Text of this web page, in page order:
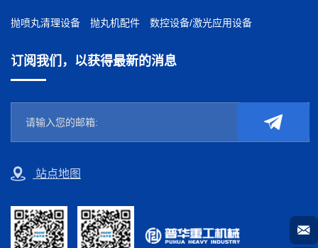
抛喷丸清理设备 抛丸机配件 数控设备/激光应用设备
订阅我们，以获得最新的消息
站点地图